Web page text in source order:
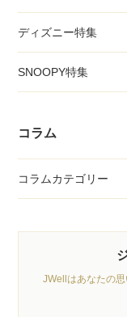
ディズニー特集
SNOOPY特集
コラム
コラムカテゴリー
JWellはあなたの